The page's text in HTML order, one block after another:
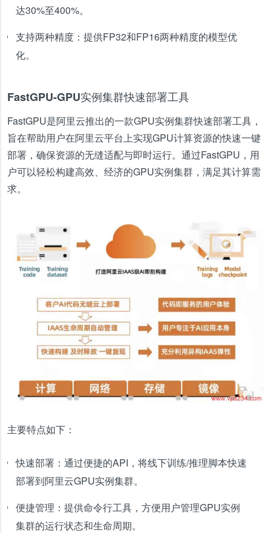
达30%至400%。
支持两种精度：提供FP32和FP16两种精度的模型优
化。
FastGPU-GPU实例集群快速部署工具
FastGPU是阿里云推出的一款GPU实例集群快速部署工具，
旨在帮助用户在阿里云平台上实现GPU计算资源的快速一键
部署，确保资源的无缝适配与即时运行。通过FastGPU，用
户可以轻松构建高效、经济的GPU实例集群，满足其计算需
求。
主要特点如下：
快速部署：通过便捷的API，将线下训练/推理脚本快速
部署到阿里云GPU实例集群。
便捷管理：提供命令行工具，方便用户管理GPU实例
集群的运行状态和生命周期。